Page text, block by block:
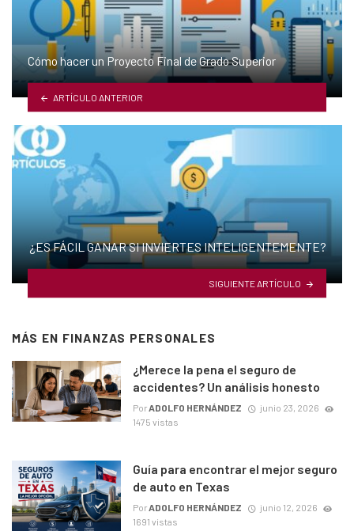
Cómo hacer un Proyecto Final de Grado Superior
ARTÍCULO ANTERIOR
¿ES FÁCIL GANAR SI INVIERTES INTELIGENTEMENTE?
SIGUIENTE ARTÍCULO
MÁS EN FINANZAS PERSONALES
¿Merece la pena el seguro de
accidentes? Un análisis honesto
PorADOLFO HERNÁNDEZ
junio 23, 2026
1475 vistas
Guía para encontrar el mejor seguro
de auto en Texas
PorADOLFO HERNÁNDEZ
junio 12, 2026
1691 vistas